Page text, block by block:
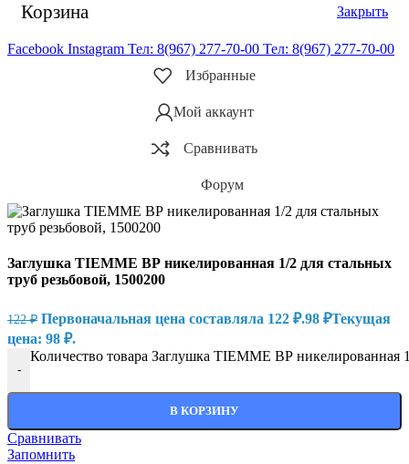
Корзина Закрыть
Facebook Instagram Тел: 8(967) 277-70-00 Тел: 8(967) 277-70-00
Избранные
Мой аккаунт
Сравнивать
Форум
Заглушка TIEMME ВР никелированная 1/2 для стальных
труб резьбовой, 1500200
122₽ Первоначальная цена составляла 122 ₽.98 ₽Текущая
цена: 98 ₽.
-
Количество товара Заглушка TIEMME ВР никелированная
В КОРЗИНУ
Сравнивать
Запомнить